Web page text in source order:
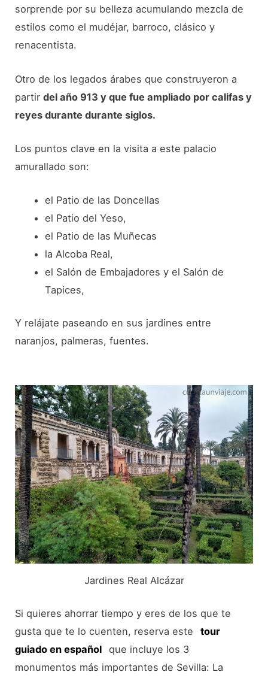
sorprende por su belleza acumulando mezcla de
estilos como el mudéjar, barroco, clásico y
renacentista.
Otro de los legados árabes que construyeron a
partirdel año 913 y que fue ampliado por califas y
reyes durante durante siglos.
Los puntos clave en la visita a este palacio
amurallado son:
el Patio de las Doncellas
el Patio del Yeso,
el Patio de las Muñecas
la Alcoba Real,
el Salón de Embajadores y el Salón de
Tapices,
Y relájate paseando en sus jardines entre
naranjos, palmeras, fuentes.
Jardines Real Alcázar
Si quieres ahorrar tiempo y eres de los que te
gusta que te lo cuenten, reserva este
tour
guiado en español que incluye los 3
monumentos más importantes de Sevilla: La